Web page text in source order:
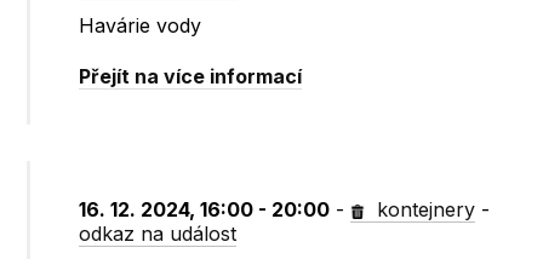
Havárie vody
Přejít na více informací
16. 12. 2024, 16:00 - 20:00 - kontejnery -
odkaz na událost